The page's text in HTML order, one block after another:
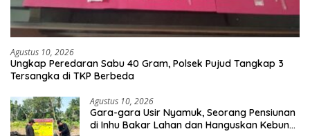
Agustus 10, 2026
Ungkap Peredaran Sabu 40 Gram, Polsek Pujud Tangkap 3
Tersangka di TKP Berbeda
Agustus 10, 2026
Gara-gara Usir Nyamuk, Seorang Pensiunan
di Inhu Bakar Lahan dan Hanguskan Kebun